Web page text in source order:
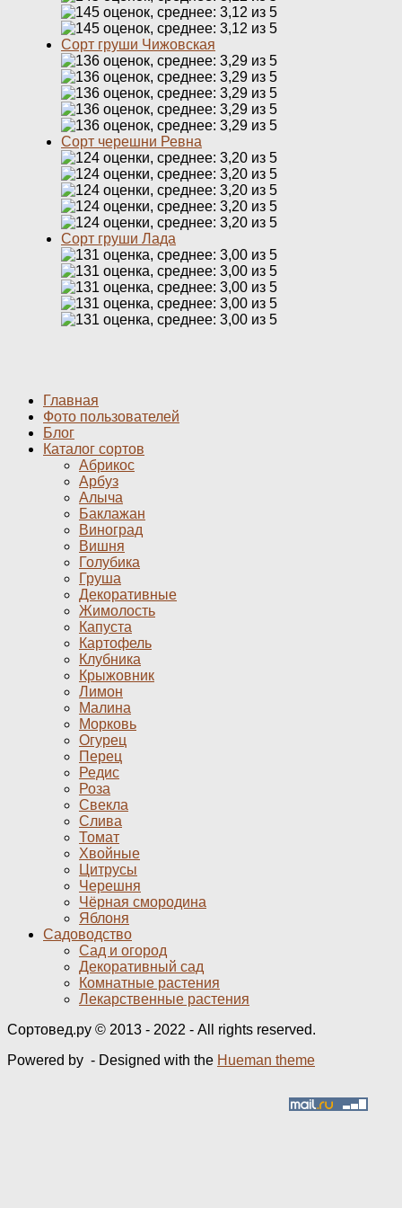
Сорт груши Чижовская
Сорт черешни Ревна
Сорт груши Лада
Главная
Фото пользователей
Блог
Каталог сортов
Абрикос
Арбуз
Алыча
Баклажан
Виноград
Вишня
Голубика
Груша
Декоративные
Жимолость
Капуста
Картофель
Клубника
Крыжовник
Лимон
Малина
Морковь
Огурец
Перец
Редис
Роза
Свекла
Слива
Томат
Хвойные
Цитрусы
Черешня
Чёрная смородина
Яблоня
Садоводство
Сад и огород
Декоративный сад
Комнатные растения
Лекарственные растения
Сортовед.ру © 2013 - 2022 - All rights reserved.
Powered by - Designed with the Hueman theme